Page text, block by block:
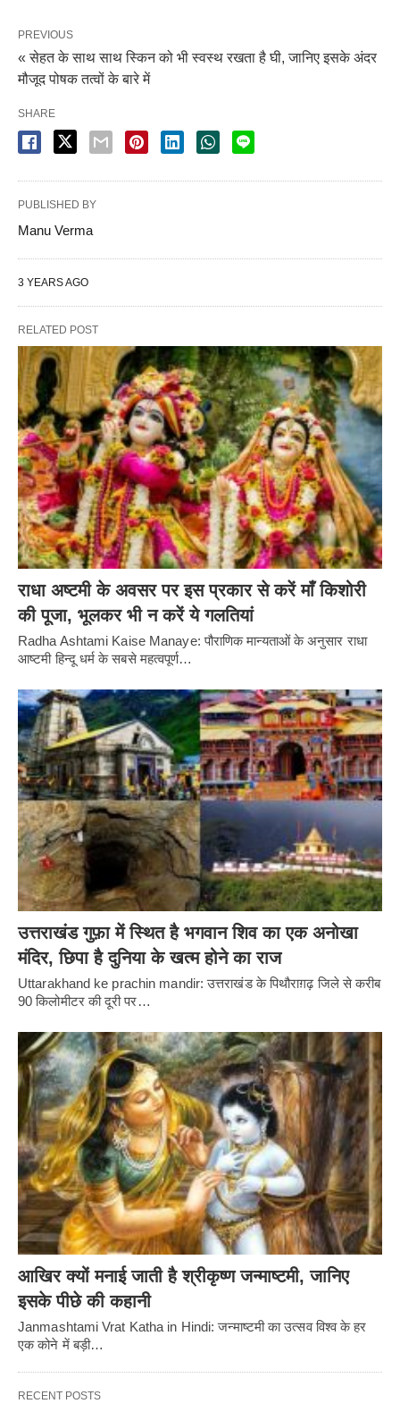
PREVIOUS
« सेहत के साथ साथ स्किन को भी स्वस्थ रखता है घी, जानिए इसके अंदर
मौजूद पोषक तत्वों के बारे में
SHARE
PUBLISHED BY
Manu Verma
3 YEARS AGO
RELATED POST
राधा अष्टमी के अवसर पर इस प्रकार से करें माँ किशोरी
की पूजा, भूलकर भी न करें ये गलतियां
Radha Ashtami Kaise Manaye: पौराणिक मान्यताओं के अनुसार राधा
आष्टमी हिन्दू धर्म के सबसे महत्वपूर्ण…
उत्तराखंड गुफ़ा में स्थित है भगवान शिव का एक अनोखा
मंदिर, छिपा है दुनिया के खत्म होने का राज
Uttarakhand ke prachin mandir: उत्तराखंड के पिथौराग़ढ़ जिले से करीब
90 किलोमीटर की दूरी पर…
आखिर क्यों मनाई जाती है श्रीकृष्ण जन्माष्टमी, जानिए
इसके पीछे की कहानी
Janmashtami Vrat Katha in Hindi: जन्माष्टमी का उत्सव विश्व के हर
एक कोने में बड़ी…
RECENT POSTS